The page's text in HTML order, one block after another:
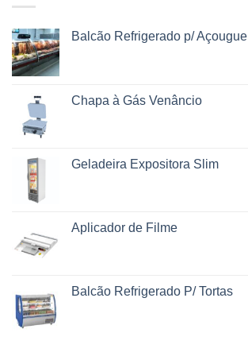
Balcão Refrigerado p/ Açougue
Chapa à Gás Venâncio
Geladeira Expositora Slim
Aplicador de Filme
Balcão Refrigerado P/ Tortas